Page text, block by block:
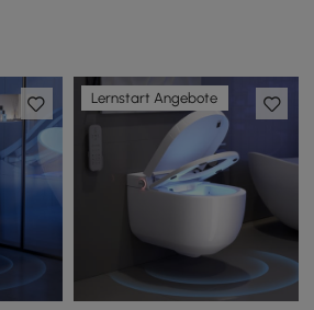
Lernstart Angebote